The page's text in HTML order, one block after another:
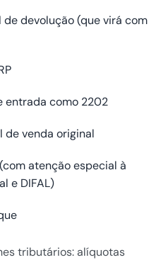
devolução (que virá com
entrada como 2202
de venda original
atenção especial à
e DIFAL)
tributários: alíquotas